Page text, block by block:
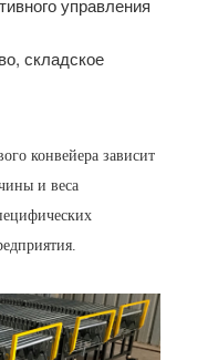
управления
складское
конвейера зависит
и веса